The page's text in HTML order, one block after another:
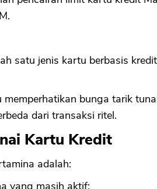
satu jenis kartu berbasis
bunga tarik
dari transaksi ritel.
Kartu Kredit
adalah:
yang masih aktif;